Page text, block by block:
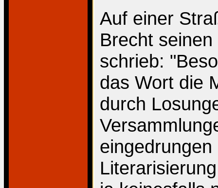
Auf einer
Brecht
schrieb:
das Wort die
durch